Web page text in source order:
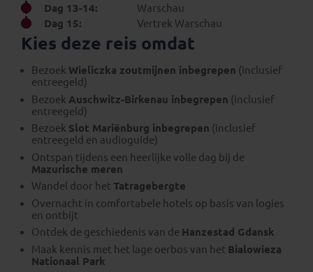
Dag 13-14:
Warschau
Dag 15:
Vertrek Warschau
Kies deze reis omdat
Bezoek Wieliczka zoutmijnen inbegrepen (inclusief
entreegeld)
Bezoek Auschwitz-Birkenau inbegrepen (inclusief
entreegeld)
Bezoek Slot Mariënburg inbegrepen (inclusief
entreegeld en audioguide)
Ontspan tijdens een heerlijke volle dag bij de
Mazurische meren
Wandel door het Tatragebergte
Overnacht in comfortabele hotels op basis van logies
en ontbijt
Ontdek de geschiedenis van de Hanzestad Gdansk
Maak kennis met het lage oerbos van het Bialowieza
Nationaal Park